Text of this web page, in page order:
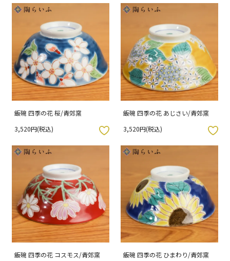
飯碗 四季の花 桜/青郊窯
3,520円(税込)
飯碗 四季の花 あじさい/青郊窯
3,520円(税込)
お気に入りボタン
飯碗 四季の花 コスモス/青郊窯
飯碗 四季の花 ひまわり/青郊窯